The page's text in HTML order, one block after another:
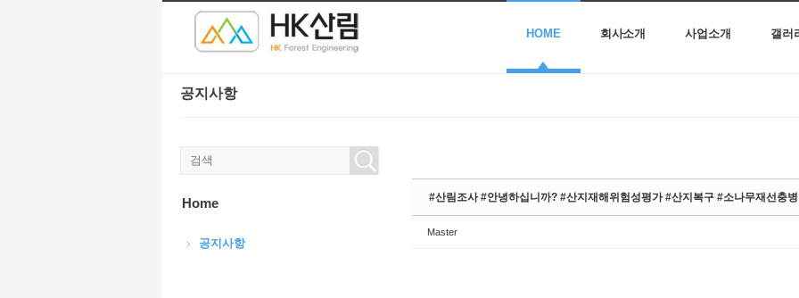
HOME 회사소개 사업소개 갤러
공지사항
#산림조사 #안녕하십니까? #산지재해위험성평가 #산지복구 #소나무재선충
Master
Home
공지사항
Sketchbook5, 스케치북5
Sketchbook5, 스케치북5
Sketchbook5, 스케치북5
Sketchbook5, 스케치북5